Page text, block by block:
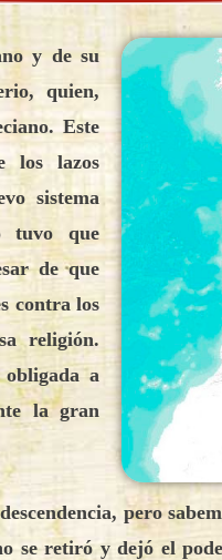
y de su
quien,
Este
los lazos
sistema
tuvo que
de que
contra los
religión.
a
la gran
pero
se retiró y dejó el